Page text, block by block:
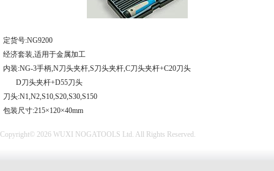
定货号:NG9200
经济套装,适用于金属加工
内装:NG-3手柄,N刀头夹杆,S刀头夹杆,C刀头夹杆+C20刀头
D刀头夹杆+D55刀头
刀头:N1,N2,S10,S20,S30,S150
包装尺寸:215×120×40mm
Copyright© 2026 WUXI NOGATOOLS Ltd. All Rights Reserved.